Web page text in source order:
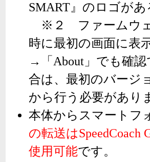
SMART』のロゴが
※２ ファームウェ
時に最初の画面に表
→「About」でも確認
合は、最初のバージ
から行う必要があり
本体からスマートフ
の転送はSpeedCoach
使用可能です。